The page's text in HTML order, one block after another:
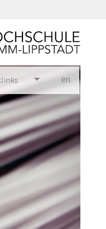
en glish